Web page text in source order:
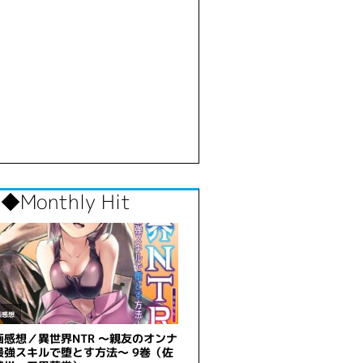
Hit